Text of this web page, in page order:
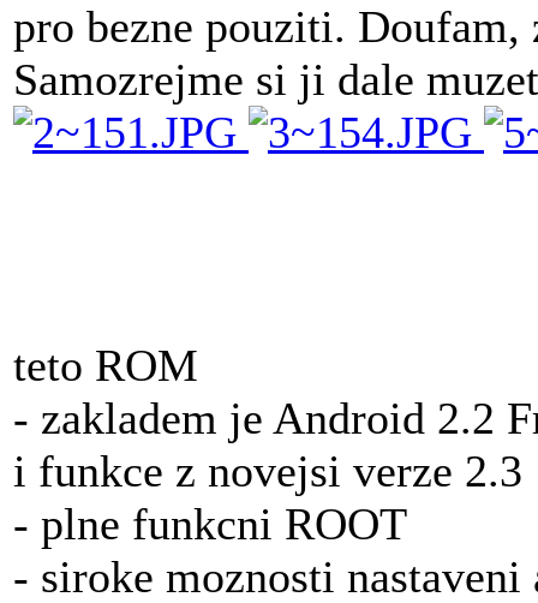
pro bezne pouziti.
Samozrejme si ji dale
teto ROM
- zakladem je Android 2.2
i funkce z novejsi verze 2.3
- plne funkcni ROOT
- siroke moznosti nastaveni